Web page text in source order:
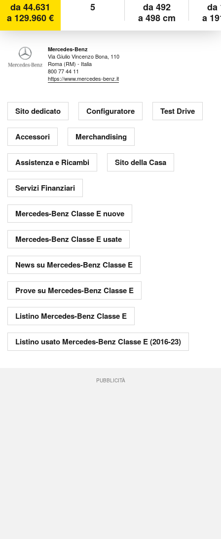
da 44.631
a 129.960 €
5
da 492
a 498 cm
da
a
Mercedes-Benz
Via Giulio Vincenzo Bona, 110
Roma (RM) - Italia
800 77 44 11
https://www.mercedes-benz.it
Sito dedicato Configuratore Test Drive
Accessori Merchandising
Assistenza e Ricambi Sito della Casa
Servizi Finanziari
Mercedes-Benz Classe E nuove
Mercedes-Benz Classe E usate
News su Mercedes-Benz Classe E
Prove su Mercedes-Benz Classe E
Listino Mercedes-Benz Classe E
Listino usato Mercedes-Benz Classe E (2016-23)
PUBBLICITÀ